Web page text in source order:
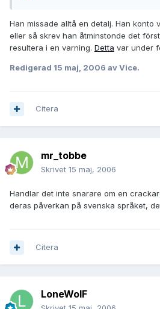
Han missade alltå en detalj. Han konto
eller så skrev han åtminstonde det
resultera i en varning. Detta var under
Redigerad 15 maj, 2006 av Vice.
Citera
mr_tobbe
Skrivet 15 maj, 2006
Handlar det inte snarare om en
deras påverkan på svenska språket,
Citera
LoneWolF